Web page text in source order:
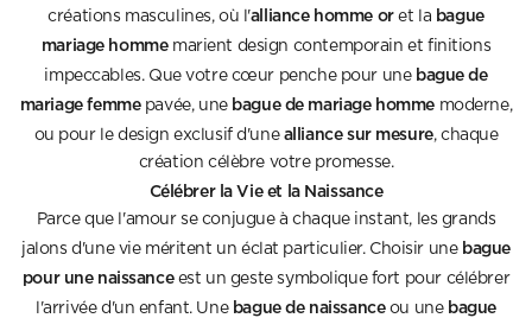
créations masculines, où l'alliance homme oret la bague
mariage hommemarient design contemporain et finitions
impeccables. Que votre cœur penche pour une bague de
mariage femmepavée, une bague de mariage homme moderne,
ou pour le design exclusif d'une alliance sur mesure, chaque
création célèbre votre promesse.
Célébrer la Vie et la Naissance
Parce que l'amour se conjugue à chaque instant, les grands
jalons d'une vie méritent un éclat particulier. Choisir une bague
pour une naissanceest un geste symbolique fort pour célébrer
l'arrivée d'un enfant. Une bague de naissanceou une bague